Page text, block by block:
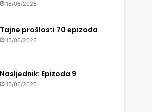
16/06/2026
Tajne prošlosti 70 epizoda
15/06/2026
Nasljednik: Epizoda 9
15/06/2026